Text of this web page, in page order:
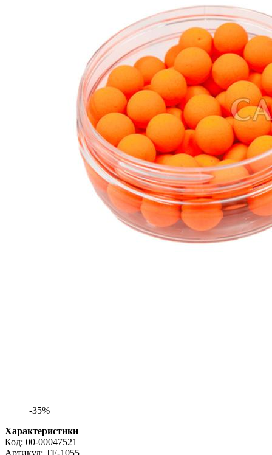
-35%
Характеристики
Код: 00-00047521
Артикул: TF-1055